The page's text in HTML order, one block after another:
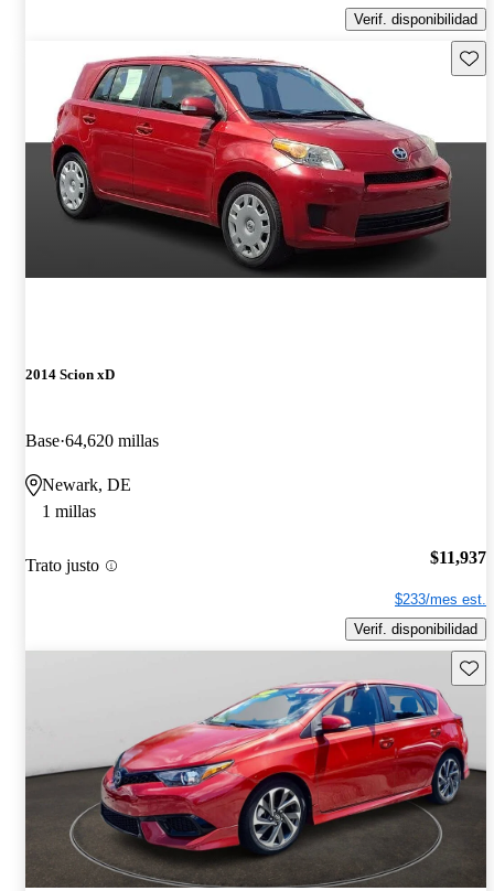
Verif. disponibilidad
2014 Scion xD
Base 64,620 millas
Newark, DE
1 millas
Trato justo $11,937
$233/mes est.
Verif. disponibilidad